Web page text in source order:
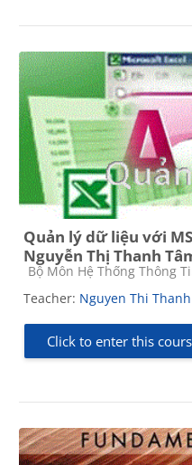
Quản lý dữ liệu với
Nguyễn Thị Thanh
Course category
Bộ Môn Hệ Thống Thông
Teacher: Nguyen Thi
Click to enter this